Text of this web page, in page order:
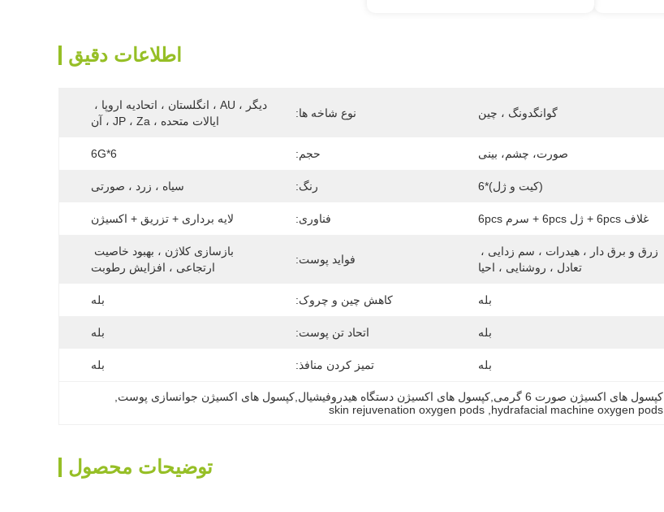
اطلاعات دقیق
گوانگدونگ ، چین نوع شاخه ها:
ایالات متحده ، JP ، Za ، آن
صورت، چشم، بینی حجم: 6*6G
(کیت و ژل)*6 رنگ: سیاه ، زرد ، صورتی
غلاف 6pcs + ژل 6pcs + سرم 6pcs فناوری: لایه برداری + تزریق + اکسیژن
تعادل ، روشنایی ، احیا
فواید پوست:
ارتجاعی ، افزایش رطوبت
بله کاهش چین و چروک: بله
بله اتحاد تن پوست: بله
بله تمیز کردن منافذ: بله
کپسول های اکسیژن صورت 6 گرمی,کپسول های اکسیژن دستگاه هیدروفیشیال,کپسول های اکسیژن جوانسازی پوست
hydrafacial machine oxygen pods
,
skin rejuvenation oxygen pods
توضیحات محصول